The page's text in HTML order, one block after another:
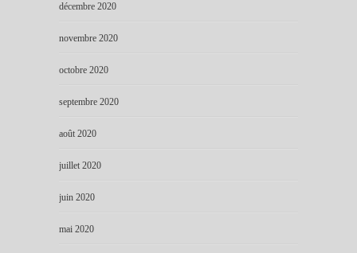
décembre 2020
novembre 2020
octobre 2020
septembre 2020
août 2020
juillet 2020
juin 2020
mai 2020